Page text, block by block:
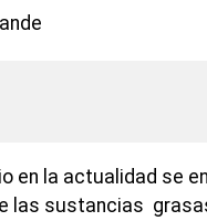
en la actualidad se
las sustancias